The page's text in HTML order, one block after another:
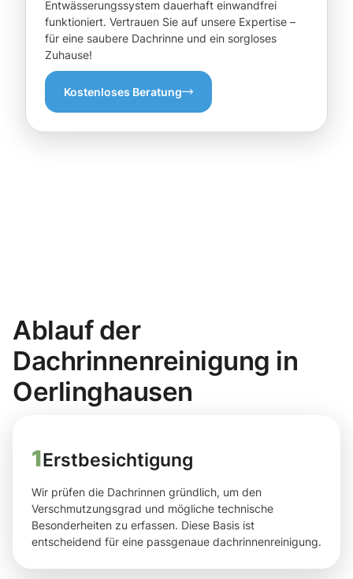
Entwässerungssystem dauerhaft einwandfrei
funktioniert. Vertrauen Sie auf unsere Expertise –
für eine saubere Dachrinne und ein sorgloses
Zuhause!
Kostenloses Beratung
Ablauf der
Dachrinnenreinigung in
Oerlinghausen
1Erstbesichtigung
Wir prüfen die Dachrinnen gründlich, um den
Verschmutzungsgrad und mögliche technische
Besonderheiten zu erfassen. Diese Basis ist
entscheidend für eine passgenaue dachrinnenreinigung.